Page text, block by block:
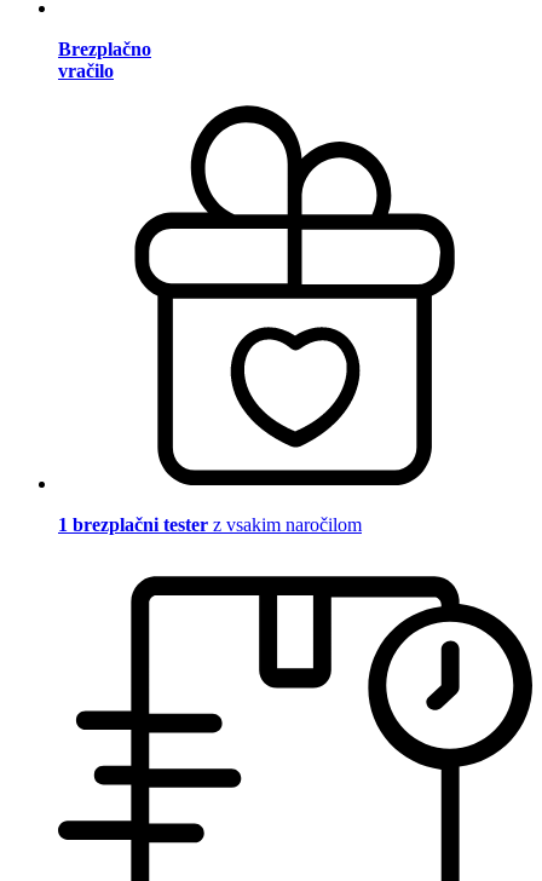
Brezplačno
vračilo
1 brezplačni tester z vsakim naročilom